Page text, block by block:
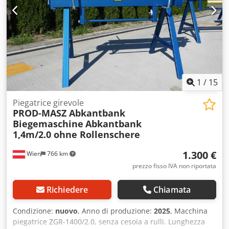
1 / 15
Wien 766 km
Piegatrice girevole
PROD-MASZ Abkantbank
Biegemaschine Abkantbank
1,4m/2.0 ohne Rollenschere
1.300 €
prezzo fisso IVA non riportata
Richiedere Chiamata
Condizione: nuovo, Anno di produzione: 2025, Macchina
piegatrice ZGR-1400/2.0, senza cesoia a rulli. Lunghezza